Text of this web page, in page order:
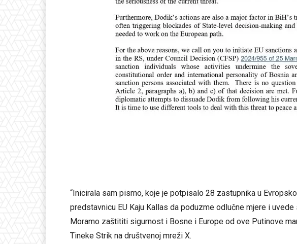
“Inicirala sam pismo, koje je potpisalo 28 zastupnika u
predstavnicu EU Kaju Kallas da poduzme odlučne mjere i
Moramo zaštititi sigurnost i Bosne i Europe od ove Putinove
Tineke Strik na društvenoj mreži X.